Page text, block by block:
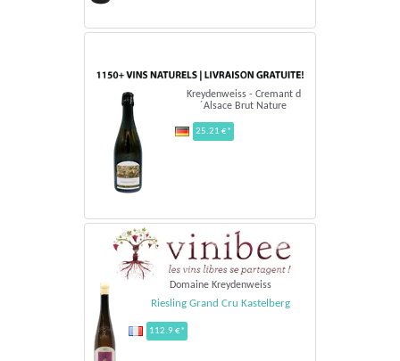
Kreydenweiss - Cremant d
´Alsace Brut Nature
25.21 €*
Domaine Kreydenweiss
Riesling Grand Cru Kastelberg
112.9 €*